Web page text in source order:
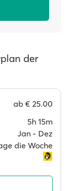
der
ab € 25.00
5h 15m
Jan ‐ Dez
die Woche